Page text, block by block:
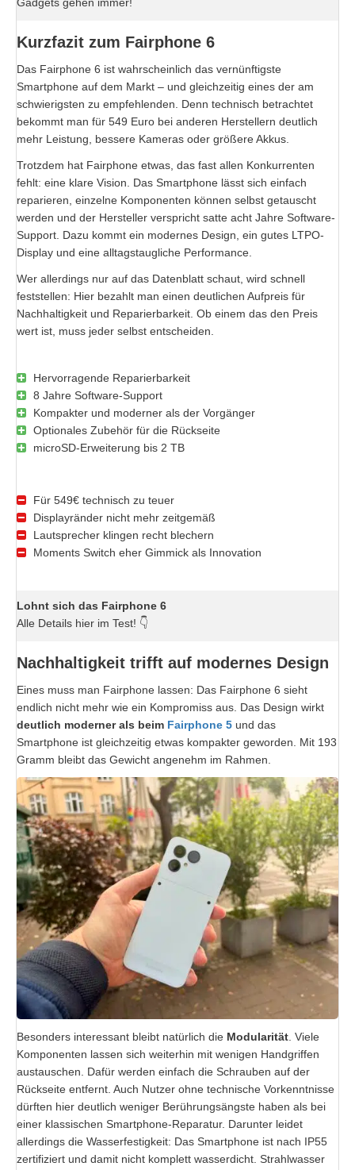
Gadgets gehen immer!
Kurzfazit zum Fairphone 6
Das Fairphone 6 ist wahrscheinlich das vernünftigste
Smartphone auf dem Markt – und gleichzeitig eines der am
schwierigsten zu empfehlenden. Denn technisch betrachtet
bekommt man für 549 Euro bei anderen Herstellern deutlich
mehr Leistung, bessere Kameras oder größere Akkus.
Trotzdem hat Fairphone etwas, das fast allen Konkurrenten
fehlt: eine klare Vision. Das Smartphone lässt sich einfach
reparieren, einzelne Komponenten können selbst getauscht
werden und der Hersteller verspricht satte acht Jahre Software-
Support. Dazu kommt ein modernes Design, ein gutes LTPO-
Display und eine alltagstaugliche Performance.
Wer allerdings nur auf das Datenblatt schaut, wird schnell
feststellen: Hier bezahlt man einen deutlichen Aufpreis für
Nachhaltigkeit und Reparierbarkeit. Ob einem das den Preis
wert ist, muss jeder selbst entscheiden.
Hervorragende Reparierbarkeit
8 Jahre Software-Support
Kompakter und moderner als der Vorgänger
Optionales Zubehör für die Rückseite
microSD-Erweiterung bis 2 TB
Für 549€ technisch zu teuer
Displayränder nicht mehr zeitgemäß
Lautsprecher klingen recht blechern
Moments Switch eher Gimmick als Innovation
Lohnt sich das Fairphone 6
Alle Details hier im Test! 👇
Nachhaltigkeit trifft auf modernes Design
Eines muss man Fairphone lassen: Das Fairphone 6 sieht
endlich nicht mehr wie ein Kompromiss aus. Das Design wirkt
deutlich moderner als beim Fairphone 5 und das
Smartphone ist gleichzeitig etwas kompakter geworden. Mit 193
Gramm bleibt das Gewicht angenehm im Rahmen.
Besonders interessant bleibt natürlich die Modularität . Viele
Komponenten lassen sich weiterhin mit wenigen Handgriffen
austauschen. Dafür werden einfach die Schrauben auf der
Rückseite entfernt. Auch Nutzer ohne technische Vorkenntnisse
dürften hier deutlich weniger Berührungsängste haben als bei
einer klassischen Smartphone-Reparatur. Darunter leidet
allerdings die Wasserfestigkeit: Das Smartphone ist nach IP55
zertifiziert und damit nicht komplett wasserdicht. Strahlwasser